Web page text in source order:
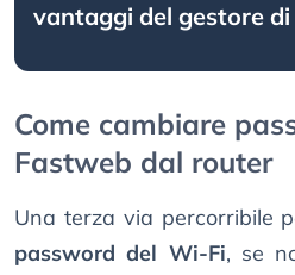
vantaggi del gestore
Come cambiare
Fastweb dal router
Una terza via percorribile
password del Wi-Fi, se